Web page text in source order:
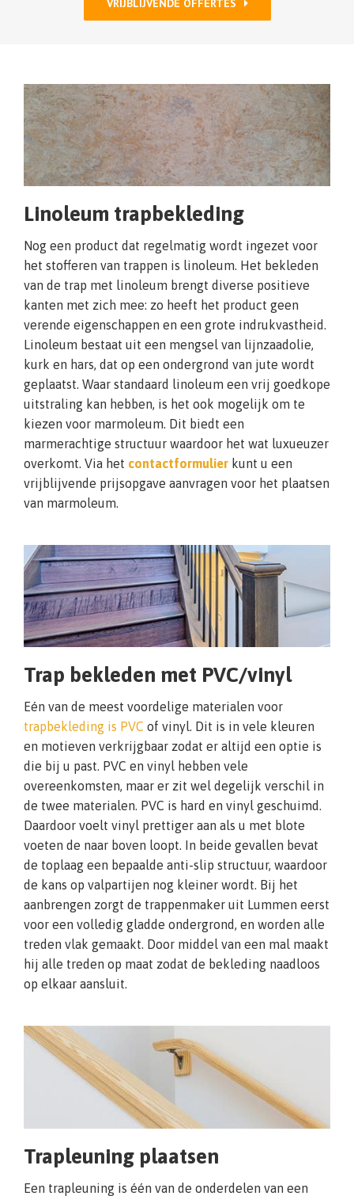
VRIJBLIJVENDE OFFERTES
Linoleum trapbekleding
Nog een product dat regelmatig wordt ingezet voor
het stofferen van trappen is linoleum. Het bekleden
van de trap met linoleum brengt diverse positieve
kanten met zich mee: zo heeft het product geen
verende eigenschappen en een grote indrukvastheid.
Linoleum bestaat uit een mengsel van lijnzaadolie,
kurk en hars, dat op een ondergrond van jute wordt
geplaatst. Waar standaard linoleum een vrij goedkope
uitstraling kan hebben, is het ook mogelijk om te
kiezen voor marmoleum. Dit biedt een
marmerachtige structuur waardoor het wat luxueuzer
overkomt. Via het contactformulier kunt u een
vrijblijvende prijsopgave aanvragen voor het plaatsen
van marmoleum.
Trap bekleden met PVC/vinyl
Eén van de meest voordelige materialen voor
trapbekleding is PVC of vinyl. Dit is in vele kleuren
en motieven verkrijgbaar zodat er altijd een optie is
die bij u past. PVC en vinyl hebben vele
overeenkomsten, maar er zit wel degelijk verschil in
de twee materialen. PVC is hard en vinyl geschuimd.
Daardoor voelt vinyl prettiger aan als u met blote
voeten de naar boven loopt. In beide gevallen bevat
de toplaag een bepaalde anti-slip structuur, waardoor
de kans op valpartijen nog kleiner wordt. Bij het
aanbrengen zorgt de trappenmaker uit Lummen eerst
voor een volledig gladde ondergrond, en worden alle
treden vlak gemaakt. Door middel van een mal maakt
hij alle treden op maat zodat de bekleding naadloos
op elkaar aansluit.
Trapleuning plaatsen
Een trapleuning is één van de onderdelen van een